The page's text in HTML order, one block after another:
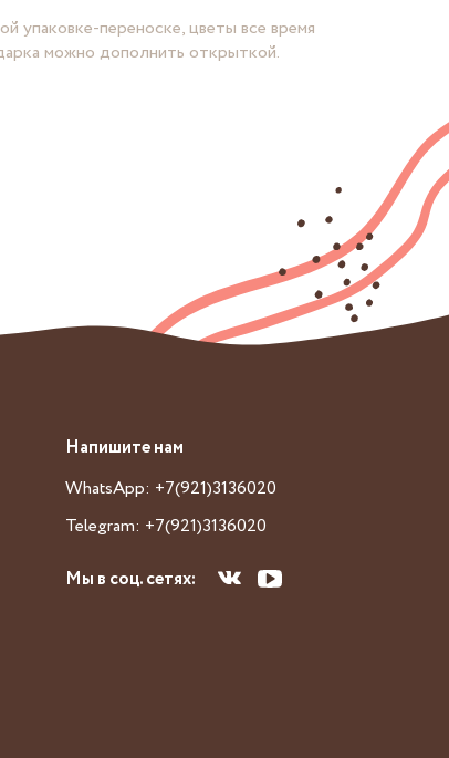
упаковке-переноске, цветы все время
можно дополнить открыткой.
Напишите нам
WhatsApp: +7(921)3136020
Telegram: +7(921)3136020
Мы в соц. сетях: